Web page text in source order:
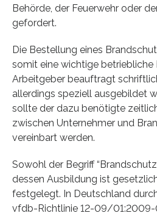
Behörde, der Feuerwehr oder
gefordert.
Die Bestellung eines
somit eine wichtige betriebliche
Arbeitgeber beauftragt
allerdings speziell ausgebildet
sollte der dazu benötigte
zwischen Unternehmer und
vereinbart werden.
Sowohl der Begriff
dessen Ausbildung ist
festgelegt. In Deutschland
vfdb-Richtlinie 12-09/01:2009-